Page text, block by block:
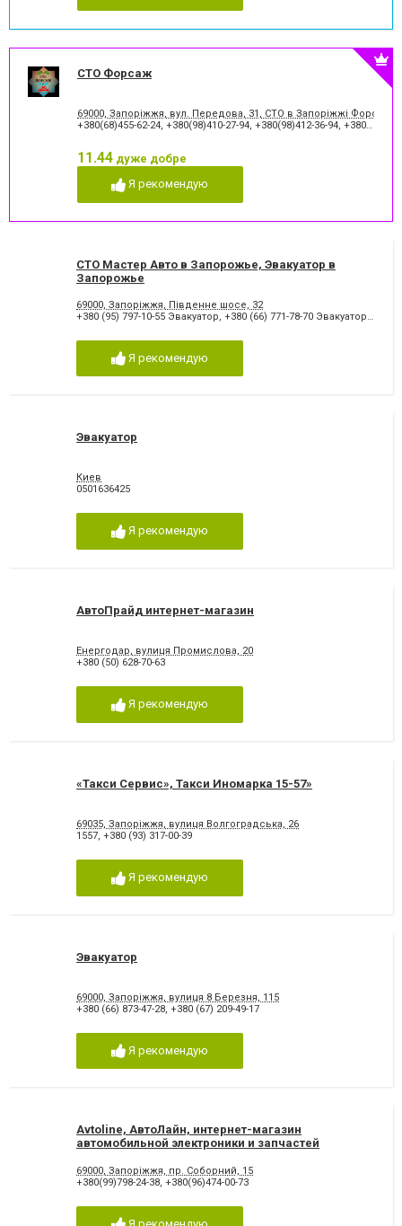
СТО Форсаж
69000, Запоріжжя, вул. Передова, 31, СТО в Запоріжжі Форсаж
+380(68)455-62-24, +380(98)410-27-94, +380(98)412-36-94, +380(99)092-76-35
11.44 дуже добре
Я рекомендую
СТО Мастер Авто в Запорожье, Эвакуатор в
Запорожье
69000, Запоріжжя, Південне шосе, 32
+380 (95) 797-10-55 Эвакуатор, +380 (66) 771-78-70 Эвакуатор,+380
Я рекомендую
Эвакуатор
Киев
0501636425
Я рекомендую
АвтоПрайд интернет-магазин
Енергодар, вулиця Промислова, 20
+380 (50) 628-70-63
Я рекомендую
«Такси Сервис», Такси Иномарка 15-57»
69035, Запоріжжя, вулиця Волгоградська, 26
1557, +380 (93) 317-00-39
Я рекомендую
Эвакуатор
69000, Запоріжжя, вулиця 8 Березня, 115
+380 (66) 873-47-28, +380 (67) 209-49-17
Я рекомендую
Avtoline, АвтоЛайн, интернет-магазин
автомобильной электроники и запчастей
69000, Запоріжжя, пр. Соборний, 15
+380(99)798-24-38 +380(96)474-00-73